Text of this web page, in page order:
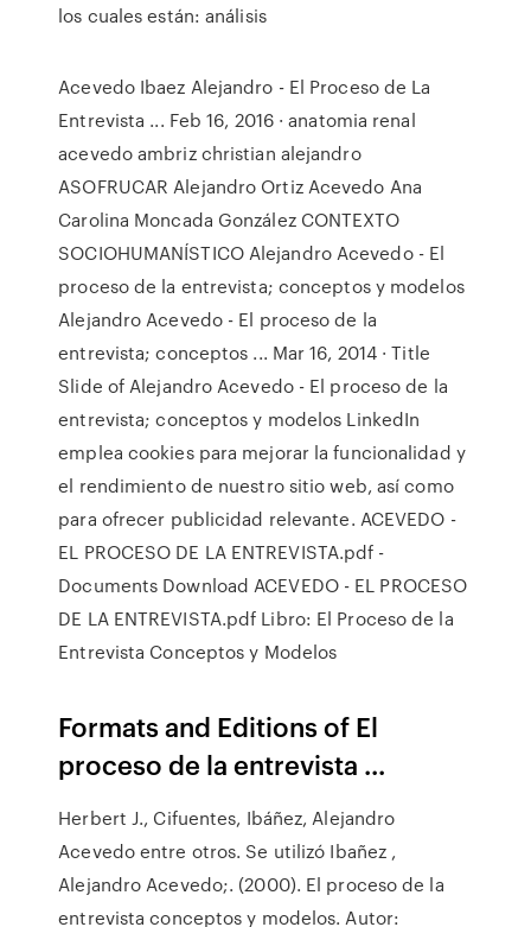
los cuales están: análisis
Acevedo Ibaez Alejandro - El Proceso de La
Entrevista ... Feb 16, 2016 · anatomia renal
acevedo ambriz christian alejandro
ASOFRUCAR Alejandro Ortiz Acevedo Ana
Carolina Moncada González CONTEXTO
SOCIOHUMANÍSTICO Alejandro Acevedo - El
proceso de la entrevista; conceptos y modelos
Alejandro Acevedo - El proceso de la
entrevista; conceptos ... Mar 16, 2014 · Title
Slide of Alejandro Acevedo - El proceso de la
entrevista; conceptos y modelos LinkedIn
emplea cookies para mejorar la funcionalidad y
el rendimiento de nuestro sitio web, así como
para ofrecer publicidad relevante. ACEVEDO -
EL PROCESO DE LA ENTREVISTA.pdf -
Documents Download ACEVEDO - EL PROCESO
DE LA ENTREVISTA.pdf Libro: El Proceso de la
Entrevista Conceptos y Modelos
Formats and Editions of El
proceso de la entrevista ...
Herbert J., Cifuentes, Ibáñez, Alejandro
Acevedo entre otros. Se utilizó Ibañez ,
Alejandro Acevedo;. (2000). El proceso de la
entrevista conceptos y modelos. Autor: